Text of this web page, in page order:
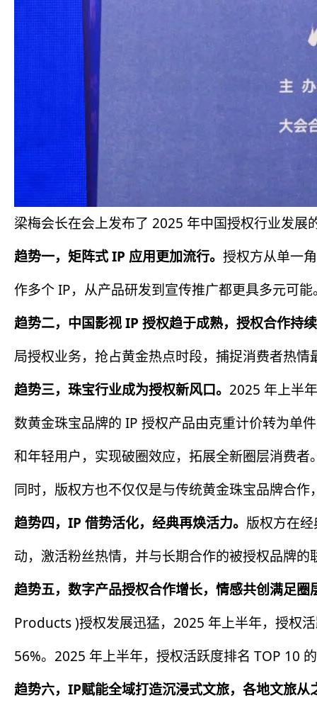
梁梅会长在会上发布了 2025 年中国授权行业发展
趋势一，矩阵式 IP 应用更加流行。 授权方从单一
作多个 IP，从产品研发到宣传推广都更具多元可能
趋势二，中国影视 IP 授权趋于成熟，授权合作持
局授权业务，抢占黄金热点时段，捕捉消费者热
趋势三，珠宝行业成为授权新风口。 2025 年上半
数黄金珠宝品牌的 IP 授权产品由克重计价转为单
和年轻用户，实现破圈效应，拓展全新圈层消费者
同时，版权方也不仅仅是与传统黄金珠宝品牌合
趋势四，IP 借势活化，经典再焕活力。 版权方在
动，激活粉丝热情，并与长期合作的被授权品牌
趋势五，数字产品授权合作增长，情感共创满足圈
Products )授权发展迅猛，2025 年上半年，授权
56%。2025 年上半年，授权活跃度排名 TOP 10
趋势六，IP赋能全域打造沉浸式文旅，各地文旅